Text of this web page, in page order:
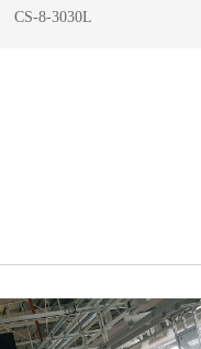
CS-8-3030L